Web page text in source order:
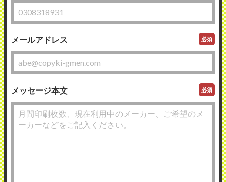
メールアドレス 必須
メッセージ本文 必須